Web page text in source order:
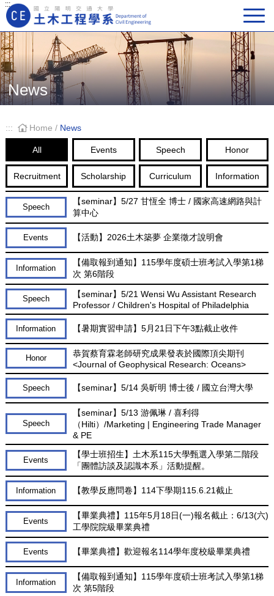
:::
Main Navigation
News
::: Home / News
All Events Speech Honor
Recruitment Scholarship Curriculum Information
Speech
【seminar】5/27 甘恆全 博士 / 國家高速網路與計
算中心
Events 【活動】2026土木築夢 企業徵才說明會
Information
【備取報到通知】115學年度碩士班考試入學第1梯
次 第6階段
Speech
【seminar】5/21 Wensi Wu Assistant Research
Professor / Children's Hospital of Philadelphia
Information 【暑期實習申請】5月21日下午3點截止收件
Honor
恭賀蔡育霖老師研究成果發表於國際頂尖期刊
<Journal of Geophysical Research: Oceans>
Speech 【seminar】5/14 吳昕明 博士後 / 國立台灣大學
Speech
【seminar】5/13 游佩琳 / 喜利得
（Hilti）/Marketing | Engineering Trade Manager
& PE
Events
【學士班招生】土木系115大學甄選入學第二階段
「團體訪談及認識本系」活動提醒。
Information 【教學反應問卷】114下學期115.6.21截止
Events
【畢業典禮】115年5月18日(一)報名截止：6/13(六)
工學院院級畢業典禮
Events 【畢業典禮】歡迎報名114學年度校級畢業典禮
Information
【備取報到通知】115學年度碩士班考試入學第1梯
次 第5階段